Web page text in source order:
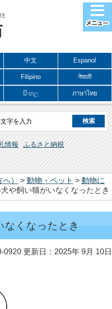
中文 Espanol
Filipino नेपाली
සිංහල ภาษาไทย
情報
ふるさと納税
） > 動物・ペット > 動物に
や飼い猫がいなくなったとき
なくなったとき
0920 更新日：2025年 9月 10日